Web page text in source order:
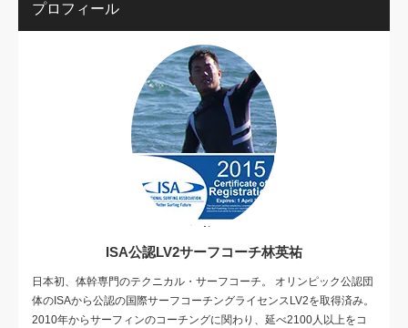
プロフィール
ISA公認LV2サーフコーチ林英祐
日本初、体幹専門のテクニカル・サーフコーチ。 オリンピック公認団
体のISAから公認の国際サーフコーチングライセンスLV2を取得済み。
2010年からサーフィンのコーチングに関わり、延べ2100人以上をコ